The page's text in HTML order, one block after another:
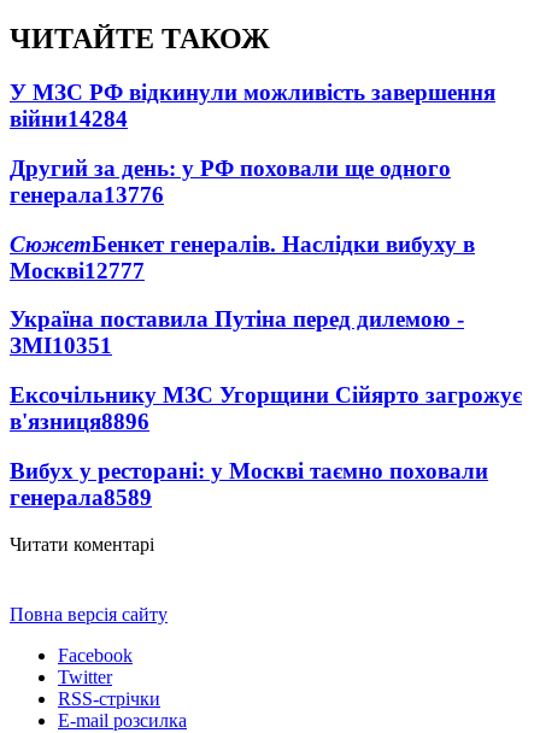
ЧИТАЙТЕ ТАКОЖ
У МЗС РФ відкинули можливість завершення
війни14284
Другий за день: у РФ поховали ще одного
генерала13776
СюжетБенкет генералів. Наслідки вибуху в
Москві12777
Україна поставила Путіна перед дилемою -
ЗМІ10351
Ексочільнику МЗС Угорщини Сійярто загрожує
в'язниця8896
Вибух у ресторані: у Москві таємно поховали
генерала8589
Читати коментарі
Повна версія сайту
Facebook
Twitter
RSS-стрічки
E-mail розсилка